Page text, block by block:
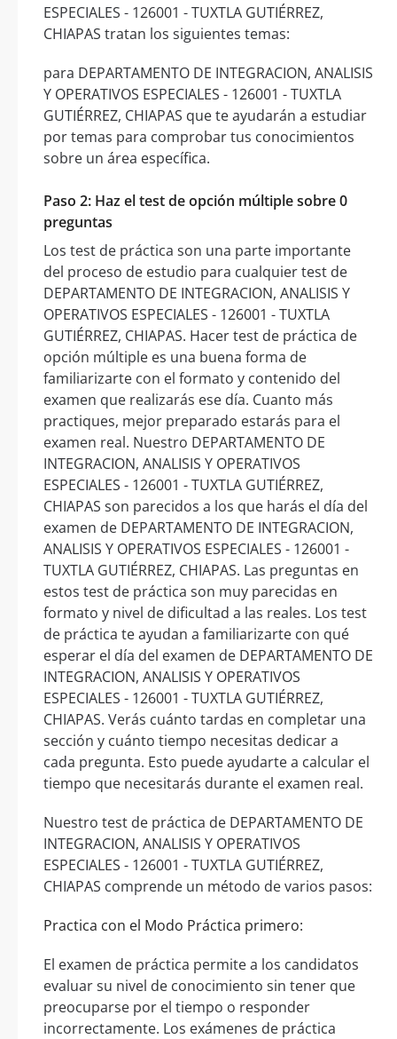
ESPECIALES - 126001 - TUXTLA GUTIÉRREZ,
CHIAPAS tratan los siguientes temas:
para DEPARTAMENTO DE INTEGRACION, ANALISIS
Y OPERATIVOS ESPECIALES - 126001 - TUXTLA
GUTIÉRREZ, CHIAPAS que te ayudarán a estudiar
por temas para comprobar tus conocimientos
sobre un área específica.
Paso 2: Haz el test de opción múltiple sobre 0
preguntas
Los test de práctica son una parte importante
del proceso de estudio para cualquier test de
DEPARTAMENTO DE INTEGRACION, ANALISIS Y
OPERATIVOS ESPECIALES - 126001 - TUXTLA
GUTIÉRREZ, CHIAPAS. Hacer test de práctica de
opción múltiple es una buena forma de
familiarizarte con el formato y contenido del
examen que realizarás ese día. Cuanto más
practiques, mejor preparado estarás para el
examen real. Nuestro DEPARTAMENTO DE
INTEGRACION, ANALISIS Y OPERATIVOS
ESPECIALES - 126001 - TUXTLA GUTIÉRREZ,
CHIAPAS son parecidos a los que harás el día del
examen de DEPARTAMENTO DE INTEGRACION,
ANALISIS Y OPERATIVOS ESPECIALES - 126001 -
TUXTLA GUTIÉRREZ, CHIAPAS. Las preguntas en
estos test de práctica son muy parecidas en
formato y nivel de dificultad a las reales. Los test
de práctica te ayudan a familiarizarte con qué
esperar el día del examen de DEPARTAMENTO DE
INTEGRACION, ANALISIS Y OPERATIVOS
ESPECIALES - 126001 - TUXTLA GUTIÉRREZ,
CHIAPAS. Verás cuánto tardas en completar una
sección y cuánto tiempo necesitas dedicar a
cada pregunta. Esto puede ayudarte a calcular el
tiempo que necesitarás durante el examen real.
Nuestro test de práctica de DEPARTAMENTO DE
INTEGRACION, ANALISIS Y OPERATIVOS
ESPECIALES - 126001 - TUXTLA GUTIÉRREZ,
CHIAPAS comprende un método de varios pasos:
Practica con el Modo Práctica primero:
El examen de práctica permite a los candidatos
evaluar su nivel de conocimiento sin tener que
preocuparse por el tiempo o responder
incorrectamente. Los exámenes de práctica